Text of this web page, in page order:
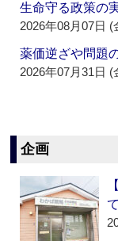
生命守る政策の
2026年08月07日 (
薬価逆ざや問題
2026年07月31日 (
企画